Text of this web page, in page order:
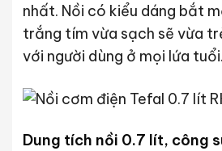
nhất. Nồi có kiểu dáng bắt
trắng tím vừa sạch sẽ vừa
với người dùng ở mọi lứa tuổi.
Dung tích nồi 0.7 lít, công